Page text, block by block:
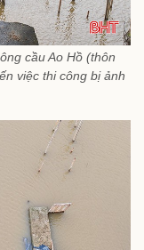
cầu Ao Hồ (thôn
việc thi công bị ảnh